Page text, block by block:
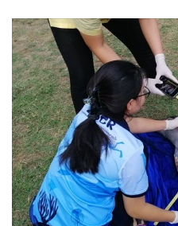
• เศรษฐกิจ-ธุรกิจ
• จีน
• ชุมชน-คุณภาพชีวิต
• อาชญากรรม
• Motoring
• เกม
• วิทยาศาสตร์
• SMEs
• หุ้น